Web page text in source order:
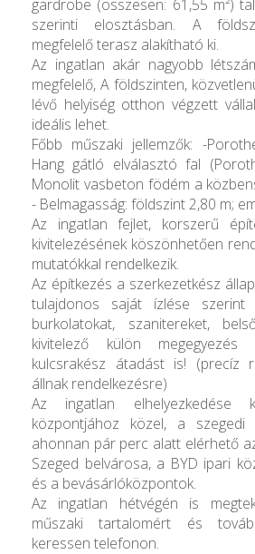
gardrobe (összesen: 61,55 m²)
szerinti elosztásban. A
megfelelő terasz alakítható ki.
Az ingatlan akár nagyobb
megfelelő, A földszinten,
lévő helyiség otthon végzett
ideális lehet.
Főbb műszaki jellemzők: -
Hang gátló elválasztó fal
Monolit vasbeton födém a
- Belmagasság: földszint 2,80 m;
Az ingatlan fejlet, korszerű
kivitelezésének köszönhetően
mutatókkal rendelkezik.
Az építkezés a szerkezetkész
tulajdonos saját ízlése
burkolatokat, szanitereket,
kivitelező külön
kulcsrakész átadást is! (precíz
állnak rendelkezésre)
Az ingatlan elhelyezkedése
központjához közel, a szegedi
ahonnan pár perc alatt elérhető
Szeged belvárosa, a BYD ipari
és a bevásárlóközpontok.
Az ingatlan hétvégén is
műszaki tartalomért és
keressen telefonon.